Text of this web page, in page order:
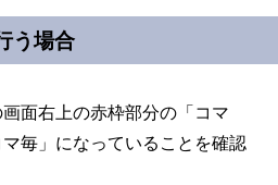
う場合
面右上の赤枠部分の「コマ
毎」になっていることを確認